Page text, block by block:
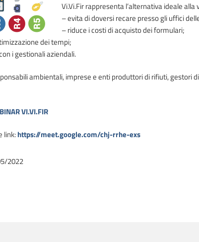
Vi.Vi.Fir rappresenta l’alternativa ideale
– evita di doversi recare presso gli uffici
– riduce i costi di acquisto dei formulari;
dei tempi;
i gestionali aziendali.
ambientali, imprese e enti produttori di rifiuti, gestori
VI.VI.FIR
link:https://meet.google.com/chj-rrhe-exs
2022